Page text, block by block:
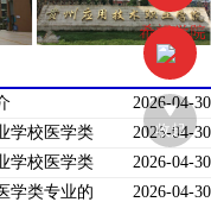
2026-04-30
2026-04-30
学校医学类
2026-04-30
学校医学类
2026-04-30
学类专业的
收起